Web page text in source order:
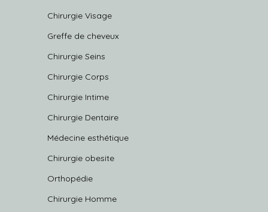
Chirurgie Visage
Greffe de cheveux
Chirurgie Seins
Chirurgie Corps
Chirurgie Intime
Chirurgie Dentaire
Médecine esthétique
Chirurgie obesite
Orthopédie
Chirurgie Homme